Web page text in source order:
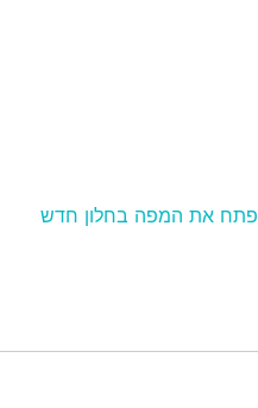
פתח את המפה בחלון חדש